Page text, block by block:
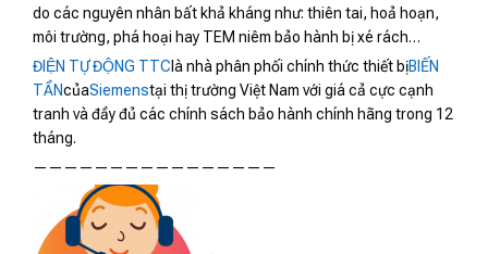
do các nguyên nhân bất khả kháng như: thiên tai, hoả hoạn,
môi trường, phá hoại hay TEM niêm bảo hành bị xé rách…
ĐIỆN TỰ ĐỘNG TTC là nhà phân phối chính thức thiết bịBIẾN
TẦNcủaSiemenstại thị trường Việt Nam với giá cả cực cạnh
tranh và đầy đủ các chính sách bảo hành chính hãng trong 12
tháng.
————————————————